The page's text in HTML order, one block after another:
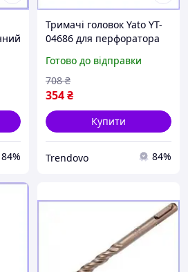
84%
Тримачі головок Yato YT-
04686 для перфоратора
1/2 1/4 3/8 набір 3 штуки
Готово до відправки
354₴
708 ₴
Купити
Trendovo 84%